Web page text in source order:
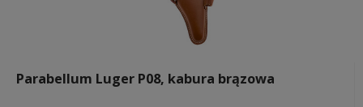
Parabellum Luger P08, kabura brązowa